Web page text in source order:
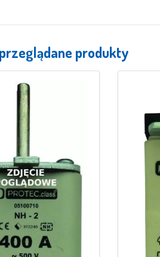
produkty